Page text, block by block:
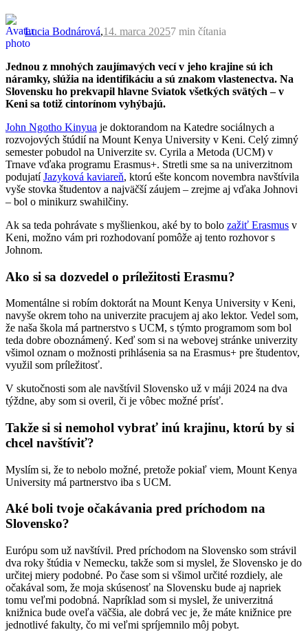
Lucia Bodnárová,14. marca 20257 min čítania
Jednou z mnohých zaujímavých vecí v jeho krajine sú ich
náramky, slúžia na identifikáciu a sú znakom vlastenectva. Na
Slovensku ho prekvapil hlavne Sviatok všetkých svätých – v
Keni sa totiž cintorínom vyhýbajú.
John Ngotho Kinyua je doktorandom na Katedre sociálnych a
rozvojových štúdií na Mount Kenya University v Keni. Celý zimný
semester pobudol na Univerzite sv. Cyrila a Metoda (UCM) v
Trnave vďaka programu Erasmus+. Stretli sme sa na univerzitnom
podujatíJazyková kaviareň, ktorú ešte koncom novembra navštívila
vyše stovka študentov a najväčší záujem – zrejme aj vďaka Johnovi
– bol o minikurz swahilčiny.
Ak sa teda pohrávate s myšlienkou, aké by to bolo zažiť Erasmus v
Keni, možno vám pri rozhodovaní pomôže aj tento rozhovor s
Johnom.
Ako si sa dozvedel o príležitosti Erasmu?
Momentálne si robím doktorát na Mount Kenya University v Keni,
navyše okrem toho na univerzite pracujem aj ako lektor. Vedel som,
že naša škola má partnerstvo s UCM, s týmto programom som bol
teda dobre oboznámený. Keď som si na webovej stránke univerzity
všimol oznam o možnosti prihlásenia sa na Erasmus+ pre študentov,
využil som príležitosť.
V skutočnosti som ale navštívil Slovensko už v máji 2024 na dva
týždne, aby som si overil, či je vôbec možné prísť.
Takže si si nemohol vybrať inú krajinu, ktorú by si
chcel navštíviť?
Myslím si, že to nebolo možné, pretože pokiaľ viem, Mount Kenya
University má partnerstvo iba s UCM.
Aké boli tvoje očakávania pred príchodom na
Slovensko?
Európu som už navštívil. Pred príchodom na Slovensko som strávil
dva roky štúdia v Nemecku, takže som si myslel, že Slovensko je do
určitej miery podobné. Po čase som si všimol určité rozdiely, ale
očakával som, že moja skúsenosť na Slovensku bude aj napriek
tomu veľmi podobná. Napríklad som si myslel, že univerzitná
knižnica bude oveľa väčšia, ale dobrá vec je, že máte knižnice pre
jednotlivé fakulty, čo mi veľmi spríjemnilo môj pobyt.